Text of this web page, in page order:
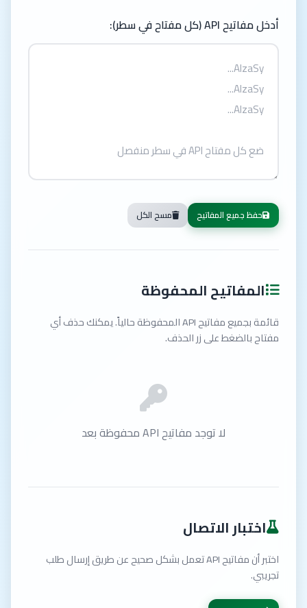
أدخل مفاتيح API (كل مفتاح في سطر):
حفظ جميع المفاتيح مسح الكل
المفاتيح المحفوظة
قائمة بجميع مفاتيح API المحفوظة حالياً. يمكنك حذف أي
مفتاح بالضغط على زر الحذف.
لا توجد مفاتيح API محفوظة بعد
اختبار الاتصال
اختبر أن مفاتيح API تعمل بشكل صحيح عن طريق إرسال طلب
تجريبي.